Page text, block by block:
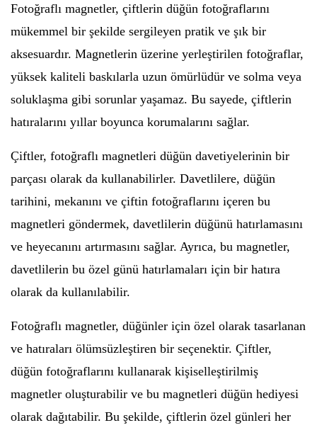
Fotoğraflı magnetler, çiftlerin düğün fotoğraflarını
mükemmel bir şekilde sergileyen pratik ve şık bir
aksesuardır. Magnetlerin üzerine yerleştirilen fotoğraflar,
yüksek kaliteli baskılarla uzun ömürlüdür ve solma veya
soluklaşma gibi sorunlar yaşamaz. Bu sayede, çiftlerin
hatıralarını yıllar boyunca korumalarını sağlar.
Çiftler, fotoğraflı magnetleri düğün davetiyelerinin bir
parçası olarak da kullanabilirler. Davetlilere, düğün
tarihini, mekanını ve çiftin fotoğraflarını içeren bu
magnetleri göndermek, davetlilerin düğünü hatırlamasını
ve heyecanını artırmasını sağlar. Ayrıca, bu magnetler,
davetlilerin bu özel günü hatırlamaları için bir hatıra
olarak da kullanılabilir.
Fotoğraflı magnetler, düğünler için özel olarak tasarlanan
ve hatıraları ölümsüzleştiren bir seçenektir. Çiftler,
düğün fotoğraflarını kullanarak kişiselleştirilmiş
magnetler oluşturabilir ve bu magnetleri düğün hediyesi
olarak dağıtabilir. Bu şekilde, çiftlerin özel günleri her